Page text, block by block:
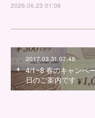
2026.06.23 01:06
2017.03.31 07:48
4/1~8 春のキャンペ
日のご案内です